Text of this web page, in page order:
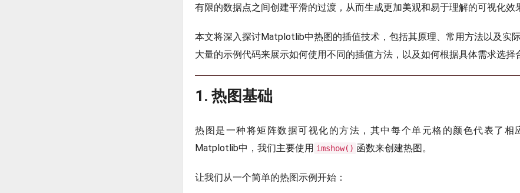
有限的数据点之间创建平滑的过渡，从而生成更加美观和易于理解的可视化效
本文将深入探讨Matplotlib中热图的插值技术，包括其原理、常用方法以及实
大量的示例代码来展示如何使用不同的插值方法，以及如何根据具体需求选择
1. 热图基础
热图是一种将矩阵数据可视化的方法，其中每个单元格的颜色代表了相
Matplotlib中，我们主要使用 imshow() 函数来创建热图。
让我们从一个简单的热图示例开始：